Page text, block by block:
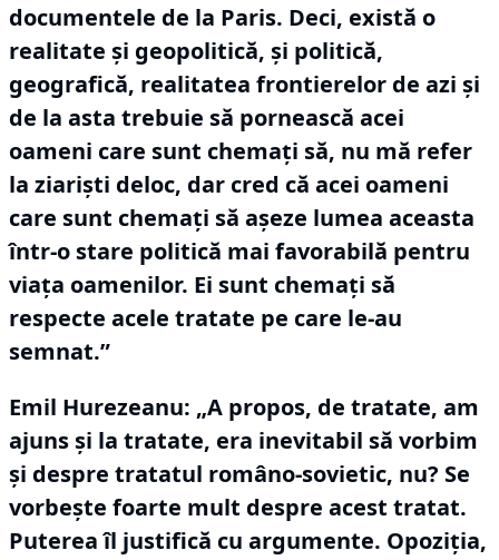
documentele de la Paris. Deci, există o
realitate şi geopolitică, şi politică,
geografică, realitatea frontierelor de azi şi
de la asta trebuie să pornească acei
oameni care sunt chemaţi să, nu mă refer
la ziarişti deloc, dar cred că acei oameni
care sunt chemaţi să aşeze lumea aceasta
într-o stare politică mai favorabilă pentru
viaţa oamenilor. Ei sunt chemaţi să
respecte acele tratate pe care le-au
semnat.”
Emil Hurezeanu: „A propos, de tratate, am
ajuns şi la tratate, era inevitabil să vorbim
şi despre tratatul româno-sovietic, nu? Se
vorbeşte foarte mult despre acest tratat.
Puterea îl justifică cu argumente. Opoziţia,